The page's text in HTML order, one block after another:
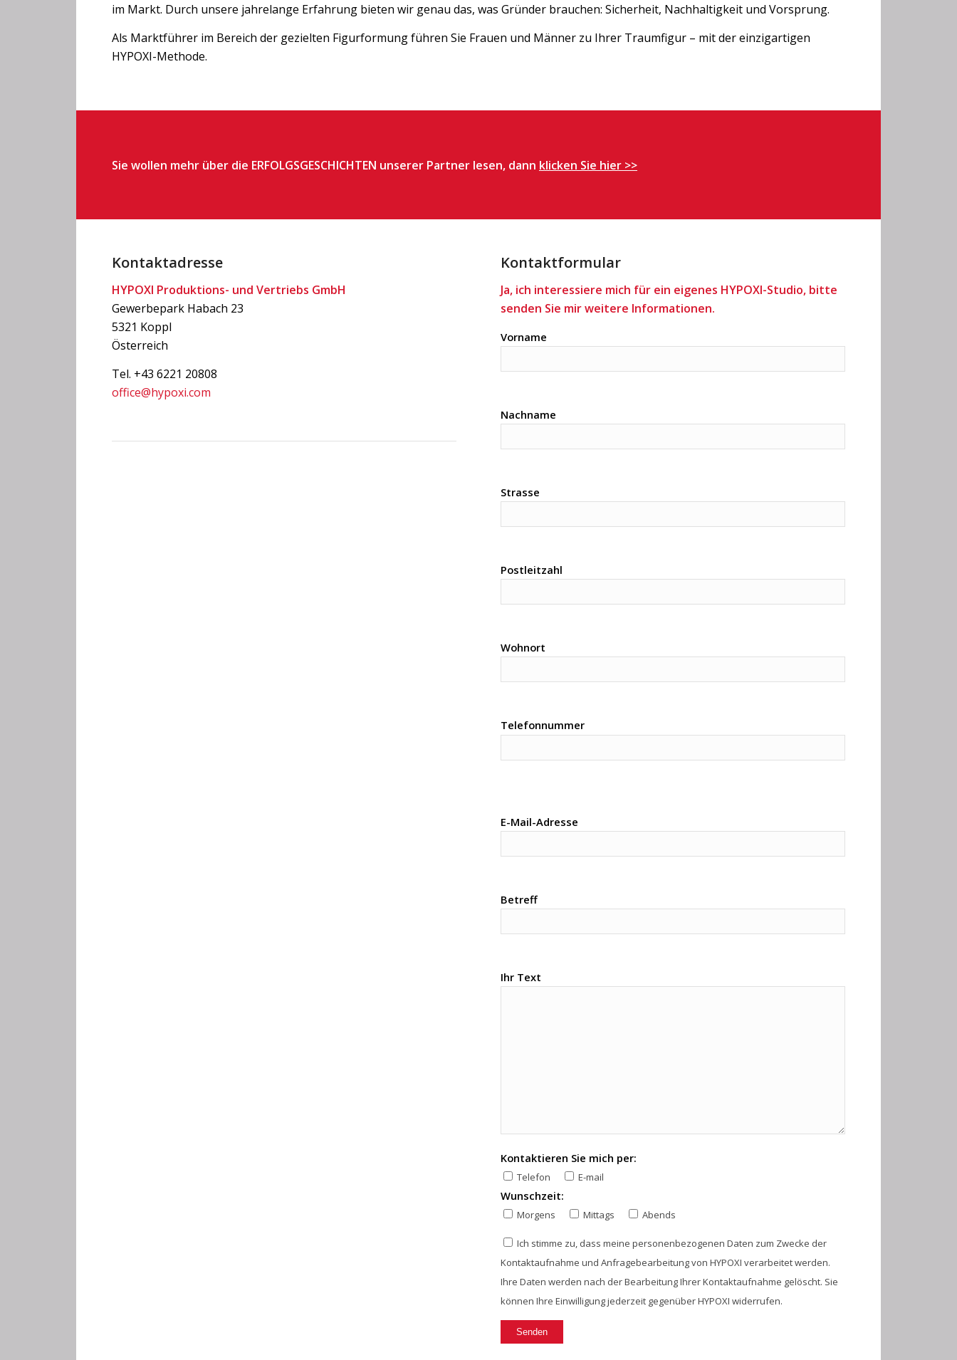
im Markt. Durch unsere jahrelange Erfahrung bieten wir genau das, was Gründer brauchen: Sicherheit, Nachhaltigkeit und Vorsprung.
Als Marktführer im Bereich der gezielten Figurformung führen Sie Frauen und Männer zu Ihrer Traumfigur – mit der einzigartigen
HYPOXI-Methode.
Sie wollen mehr über die ERFOLGSGESCHICHTEN unserer Partner lesen, dann klicken Sie hier >>
Kontaktadresse
HYPOXI Produktions- und Vertriebs GmbH
Gewerbepark Habach 23
5321 Koppl
Österreich
Tel. +43 6221 20808
office@hypoxi.com
Kontaktformular
Ja, ich interessiere mich für ein eigenes HYPOXI-Studio, bitte
senden Sie mir weitere Informationen.
Bitte lasse dieses Feld leer.
Vorname
Nachname
Strasse
Postleitzahl
Wohnort
Telefonnummer
E-Mail-Adresse
Betreff
Ihr Text
Kontaktieren Sie mich per:
Telefon E-mail
Wunschzeit:
Morgens Mittags Abends
Ich stimme zu, dass meine personenbezogenen Daten zum Zwecke der
Kontaktaufnahme und Anfragebearbeitung von HYPOXI verarbeitet werden.
Ihre Daten werden nach der Bearbeitung Ihrer Kontaktaufnahme gelöscht. Sie
können Ihre Einwilligung jederzeit gegenüber HYPOXI widerrufen.